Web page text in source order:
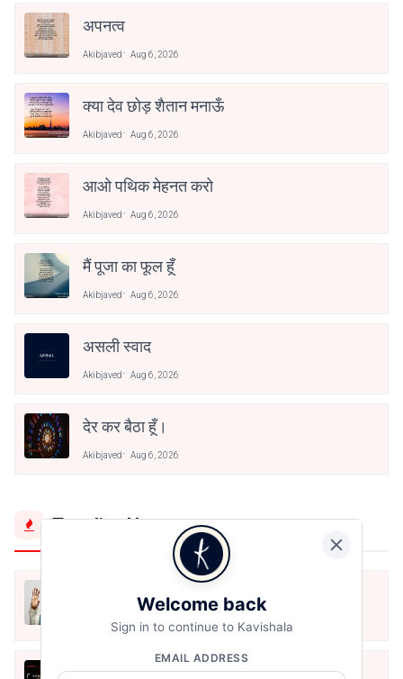
अपनत्व
Akibjaved Aug 6, 2026
क्या देव छोड़ शैतान मनाऊँ
Akibjaved Aug 6, 2026
आओ पथिक मेहनत करो
Akibjaved Aug 6, 2026
मैं पूजा का फूल हूँ
Akibjaved Aug 6, 2026
असली स्वाद
Akibjaved Aug 6, 2026
देर कर बैठा हूँ।
Akibjaved Aug 6, 2026
Trending Now
मैं शून्य पे सवार हूँ
Jun 16, 2020
अंतिम ऊँचाई - कुँवर नारायण | Stay Home
Welcome back
Sign in to continue to Kavishala
EMAIL ADDRESS